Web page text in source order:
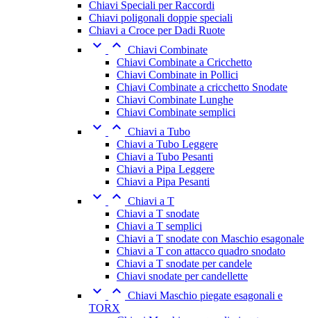
Chiavi Speciali per Raccordi
Chiavi poligonali doppie speciali
Chiavi a Croce per Dadi Ruote
  Chiavi Combinate
Chiavi Combinate a Cricchetto
Chiavi Combinate in Pollici
Chiavi Combinate a cricchetto Snodate
Chiavi Combinate Lunghe
Chiavi Combinate semplici
  Chiavi a Tubo
Chiavi a Tubo Leggere
Chiavi a Tubo Pesanti
Chiavi a Pipa Leggere
Chiavi a Pipa Pesanti
  Chiavi a T
Chiavi a T snodate
Chiavi a T semplici
Chiavi a T snodate con Maschio esagonale
Chiavi a T con attacco quadro snodato
Chiavi a T snodate per candele
Chiavi snodate per candellette
  Chiavi Maschio piegate esagonali e
TORX